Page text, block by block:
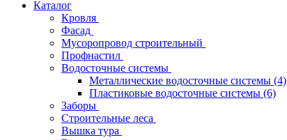
Каталог
Кровля
Фасад
Мусоропровод строительный
Профнастил
Водосточные системы
Металлические водосточные системы (4)
Пластиковые водосточные системы (6)
Заборы
Строительные леса
Вышка тура